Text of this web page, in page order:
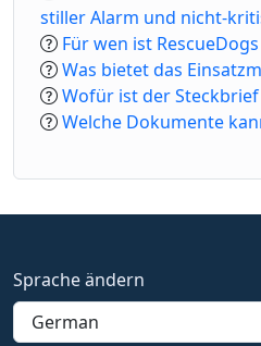
stiller Alarm und nicht-
Für wen ist
Was bietet das
Wofür ist der
Welche Dokumente
Sprache ändern